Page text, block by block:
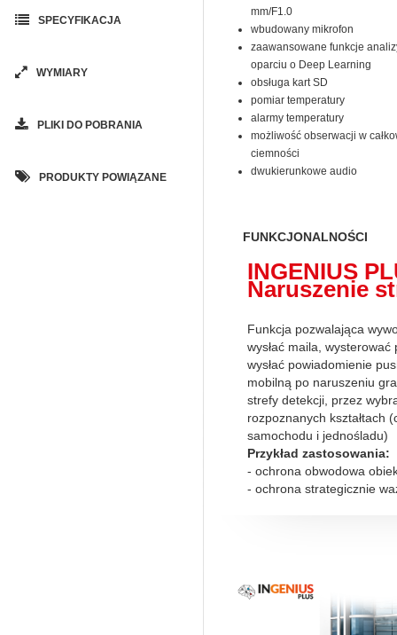
SPECYFIKACJA
WYMIARY
PLIKI DO POBRANIA
PRODUKTY POWIĄZANE
mm/F1.0
wbudowany mikrofon
zaawansowane funkcje
oparciu o Deep Learning
obsługa kart SD
pomiar temperatury
alarmy temperatury
możliwość obserwacji w
ciemności
dwukierunkowe audio
FUNKCJONALNOŚCI
INGENIUS
Naruszenie
Funkcja pozwalająca
wysłać maila, wysterować
wysłać powiadomienie
mobilną po naruszeniu
strefy detekcji, przez
rozpoznanych kształtach
samochodu i jednośladu)
Przykład zastosowania:
- ochrona obwodowa
- ochrona strategicznie